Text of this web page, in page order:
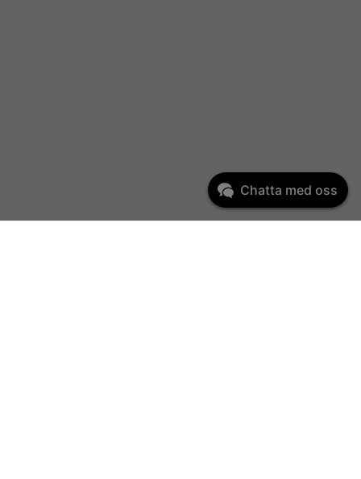
Chatta med oss